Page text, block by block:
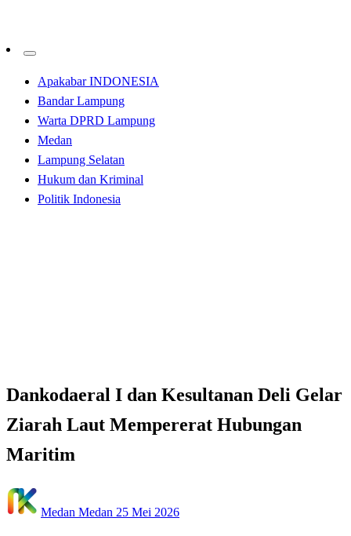
Apakabar INDONESIA
Bandar Lampung
Warta DPRD Lampung
Medan
Lampung Selatan
Hukum dan Kriminal
Politik Indonesia
Dankodaeral I dan Kesultanan Deli Gelar
Ziarah Laut Mempererat Hubungan
Maritim
Medan Medan on
25 Mei 2026